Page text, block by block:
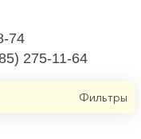
74
275-11-64
Фильтры